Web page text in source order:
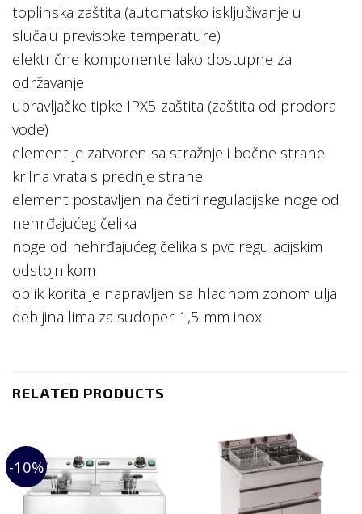
toplinska zaštita (automatsko isključivanje u
slučaju previsoke temperature)
električne komponente lako dostupne za
održavanje
upravljačke tipke IPX5 zaštita (zaštita od prodora
vode)
element je zatvoren sa stražnje i bočne strane
krilna vrata s prednje strane
element postavljen na četiri regulacijske noge od
nehrđajućeg čelika
noge od nehrđajućeg čelika s pvc regulacijskim
odstojnikom
oblik korita je napravljen sa hladnom zonom ulja
debljina lima za sudoper 1,5 mm inox
RELATED PRODUCTS
-10%